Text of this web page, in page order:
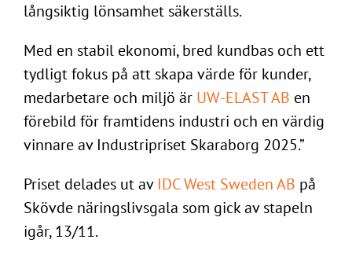
långsiktig lönsamhet säkerställs.
Med en stabil ekonomi, bred kundbas och ett
tydligt fokus på att skapa värde för kunder,
medarbetare och miljö är UW-ELAST AB en
förebild för framtidens industri och en värdig
vinnare av Industripriset Skaraborg 2025.”
Priset delades ut av IDC West Sweden AB på
Skövde näringslivsgala som gick av stapeln
igår, 13/11.